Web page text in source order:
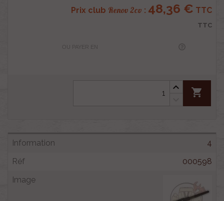
Prix club Renov 2cv : 48,36 € TTC
TTC
OU PAYER EN
shopping_cart
4
000598